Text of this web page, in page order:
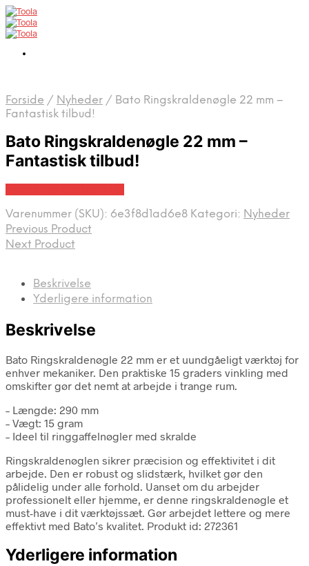
Forside / Nyheder / Bato Ringskraldenøgle 22 mm –
Fantastisk tilbud!
Bato Ringskraldenøgle 22 mm –
Fantastisk tilbud!
Varenummer (SKU): 6e3f8d1ad6e8 Kategori: Nyheder
Previous Product
Next Product
Beskrivelse
Yderligere information
Beskrivelse
Bato Ringskraldenøgle 22 mm er et uundgåeligt værktøj for
enhver mekaniker. Den praktiske 15 graders vinkling med
omskifter gør det nemt at arbejde i trange rum.
– Længde: 290 mm
– Vægt: 15 gram
– Ideel til ringgaffelnøgler med skralde
Ringskraldenøglen sikrer præcision og effektivitet i dit
arbejde. Den er robust og slidstærk, hvilket gør den
pålidelig under alle forhold. Uanset om du arbejder
professionelt eller hjemme, er denne ringskraldenøgle et
must-have i dit værktøjssæt. Gør arbejdet lettere og mere
effektivt med Bato’s kvalitet. Produkt id: 272361
Yderligere information